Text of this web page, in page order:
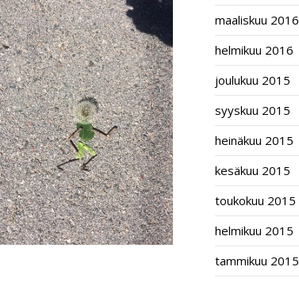
maaliskuu 2016
helmikuu 2016
joulukuu 2015
syyskuu 2015
heinäkuu 2015
kesäkuu 2015
toukokuu 2015
helmikuu 2015
tammikuu 2015